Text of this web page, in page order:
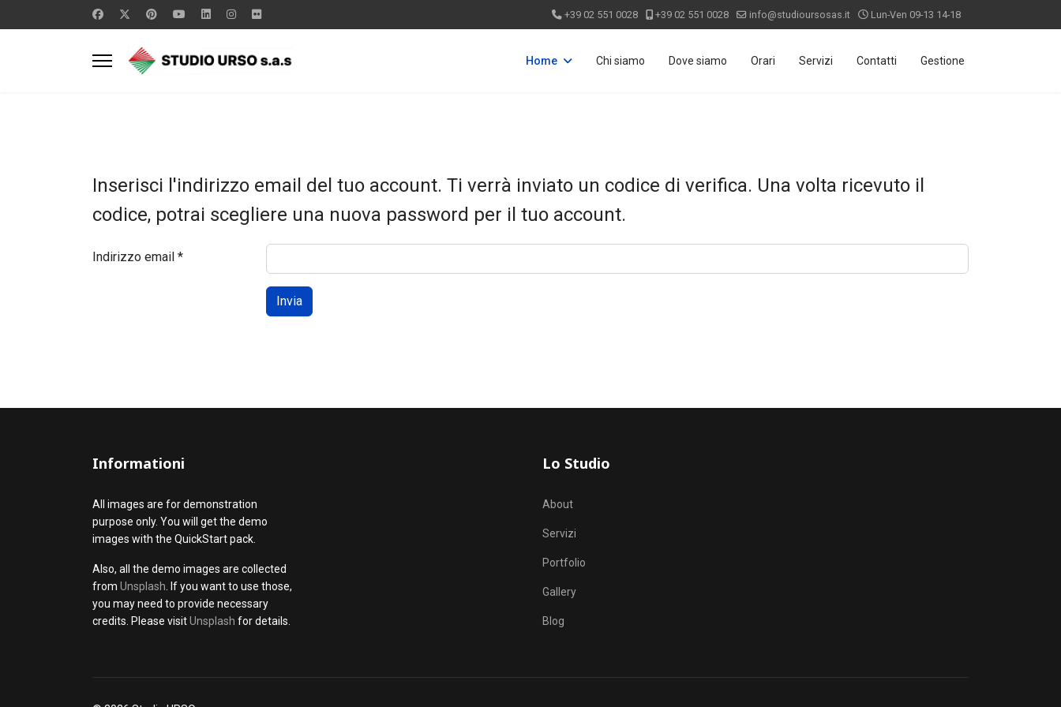
+39 02 551 0028 +39 02 551 0028 info@studioursosas.it Lun-Ven 09-13 14-18
Home Chi siamo Dove siamo Orari Servizi Contatti Gestione
Inserisci l'indirizzo email del tuo account. Ti verrà inviato un codice di verifica. Una volta ricevuto il
codice, potrai scegliere una nuova password per il tuo account.
Indirizzo email *
Invia
Informationi
All images are for demonstration
purpose only. You will get the demo
images with the QuickStart pack.
Also, all the demo images are collected
from Unsplash . If you want to use those,
you may need to provide necessary
credits. Please visitUnsplash for details.
Lo Studio
About
Servizi
Portfolio
Gallery
Blog